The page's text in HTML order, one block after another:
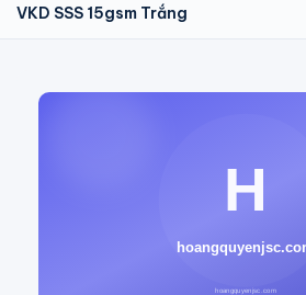
VKD SSS 15gsm Trắng